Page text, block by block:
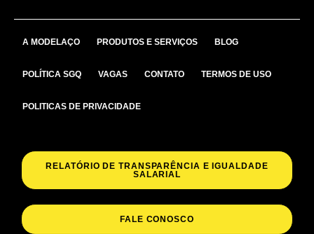
A MODELAÇO PRODUTOS E SERVIÇOS BLOG
POLÍTICA SGQ VAGAS CONTATO TERMOS DE USO
POLITICAS DE PRIVACIDADE
RELATÓRIO DE TRANSPARÊNCIA E IGUALDADE
SALARIAL
FALE CONOSCO